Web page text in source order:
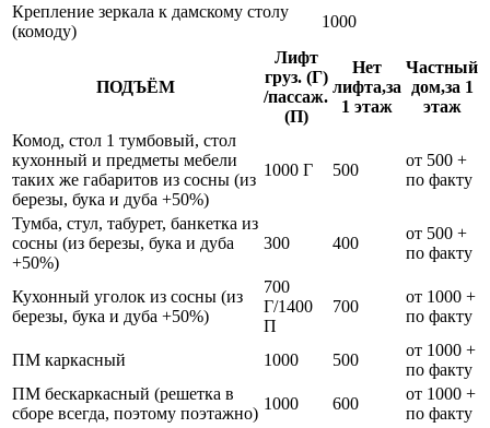
Крепление зеркала к дамскому столу
(комоду)
1000
ПОДЪЁМ
Лифт
груз. (Г)
/пассаж.
(П)
Нет
лифта,за
1 этаж
Частный
дом,за 1
этаж
Комод, стол 1 тумбовый, стол
кухонный и предметы мебели
таких же габаритов из сосны (из
березы, бука и дуба +50%)
1000 Г 500
от 500 +
по факту
Тумба, стул, табурет, банкетка из
сосны (из березы, бука и дуба
+50%)
300 400
от 500 +
по факту
Кухонный уголок из сосны (из
березы, бука и дуба +50%)
700
Г/1400
П
700
от 1000 +
по факту
ПМ каркасный 1000 500
от 1000 +
по факту
ПМ бескаркасный (решетка в
сборе всегда, поэтому поэтажно)
1000 600
от 1000 +
по факту